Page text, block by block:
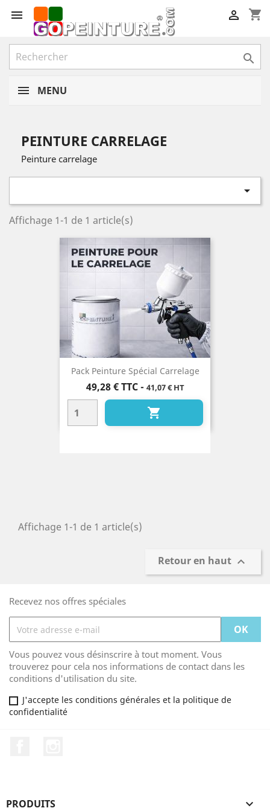
 shopping_cart


MENU
PEINTURE CARRELAGE
Peinture carrelage

Affichage 1-1 de 1 article(s)
Pack Peinture Spécial Carrelage
Prix
49,28 € TTC- 41,07 € HT

Affichage 1-1 de 1 article(s)
Retour en haut 
Recevez nos offres spéciales
Vous pouvez vous désinscrire à tout moment. Vous
trouverez pour cela nos informations de contact dans les
conditions d'utilisation du site.
J'accepte les conditions générales et la politique de
confidentialité
PRODUITS 